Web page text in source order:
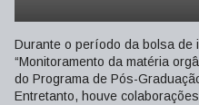
Durante o período da bolsa de
“Monitoramento da matéria
do Programa de Pós-
Entretanto, houve